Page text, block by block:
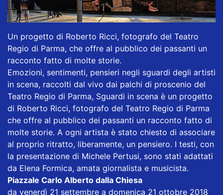
Un progetto di Roberto Ricci, fotografo del Teatro
Regio di Parma, che offre al pubblico dei passanti un
racconto fatto di molte storie.
Emozioni, sentimenti, pensieri negli sguardi degli artisti
in scena, raccolti dal vivo dai palchi di proscenio del
Teatro Regio di Parma, Sguardi in scena è un progetto
di Roberto Ricci, fotografo del Teatro Regio di Parma
che offre al pubblico dei passanti un racconto fatto di
molte storie. A ogni artista è stato chiesto di associare
al proprio ritratto, liberamente, un pensiero. I testi, con
la presentazione di Michele Pertusi, sono stati adattati
da Elena Formica, amata giornalista e musicista.
Piazzale Carlo Alberto dalla Chiesa
da venerdì 21 settembre a domenica 21 ottobre 2018